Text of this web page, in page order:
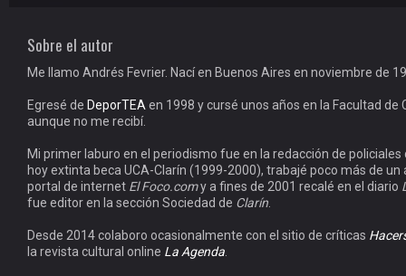
Sobre el autor
Me llamo Andrés Fevrier. Nací en Buenos Aires en noviembre de
Egresé de DeporTEAen 1998 y cursé unos años en la Facultad de
aunque no me recibí.
Mi primer laburo en el periodismo fue en la redacción de
hoy extinta beca UCA-Clarín (1999-2000), trabajé poco más de un
portal de internet El Foco.comy a fines de 2001 recalé en el diario
fue editor en la sección Sociedad de Clarín.
Desde 2014 colaboro ocasionalmente con el sitio de críticas
la revista cultural online La Agenda.